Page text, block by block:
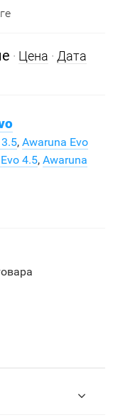
· Цена · Дата
, Awaruna Evo
4.5, Awaruna